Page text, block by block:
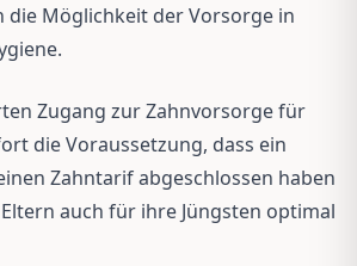
die Möglichkeit der Vorsorge in
Zugang zur Zahnvorsorge für
die Voraussetzung, dass ein
Zahntarif abgeschlossen haben
auch für ihre Jüngsten optimal